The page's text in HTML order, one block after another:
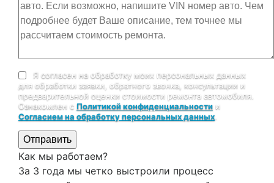
Я согласен на обработку моих персональных данных
для обработки заявки, обратного звонка, консультации и
предварительной оценки стоимости ремонта автомобиля.
Ознакомлен с Политикой конфиденциальности и
Согласием на обработку персональных данных
Отправить
Как мы работаем?
За 3 года мы четко выстроили процесс